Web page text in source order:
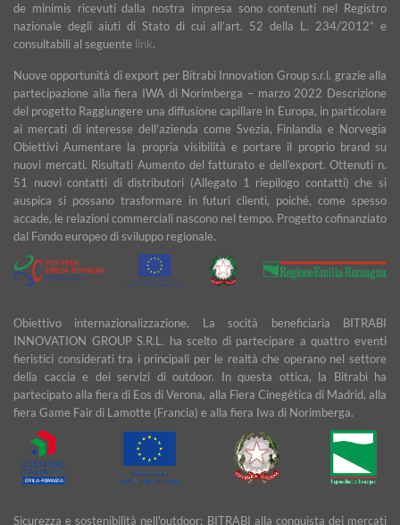
de minimis ricevuti dalla nostra impresa sono contenuti nel Registro
nazionale degli aiuti di Stato di cui all’art. 52 della L. 234/2012” e
consultabili al seguente link.
Nuove opportunità di export per Bitrabi Innovation Group s.r.l. grazie alla
partecipazione alla fiera IWA di Norimberga – marzo 2022 Descrizione
del progetto Raggiungere una diffusione capillare in Europa, in particolare
ai mercati di interesse dell’azienda come Svezia, Finlandia e Norvegia
Obiettivi Aumentare la propria visibilità e portare il proprio brand su
nuovi mercati. Risultati Aumento del fatturato e dell’export. Ottenuti n.
51 nuovi contatti di distributori (Allegato 1 riepilogo contatti) che si
auspica si possano trasformare in futuri clienti, poiché, come spesso
accade, le relazioni commerciali nascono nel tempo. Progetto cofinanziato
dal Fondo europeo di sviluppo regionale.
Obiettivo internazionalizzazione. La socità beneficiaria BITRABI
INNOVATION GROUP S.R.L. ha scelto di partecipare a quattro eventi
fieristici considerati tra i principali per le realtà che operano nel settore
della caccia e dei servizi di outdoor. In questa ottica, la Bitrabì ha
partecipato alla fiera di Eos di Verona, alla Fiera Cinegètica di Madrid, alla
fiera Game Fair di Lamotte (Francia) e alla fiera Iwa di Norimberga.
Sicurezza e sostenibilità nell'outdoor: BITRABI alla conquista dei mercati